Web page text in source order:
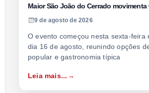
Maior São João do Cerrado movimenta
9 de agosto de 2026
O evento começou nesta sexta-feira
dia 16 de agosto, reunindo opções
popular e gastronomia típica
Leia mais...